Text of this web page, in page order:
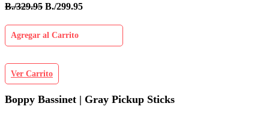
B./329.95 B./299.95
Agregar al Carrito
Ver Carrito
Boppy Bassinet | Gray Pickup Sticks